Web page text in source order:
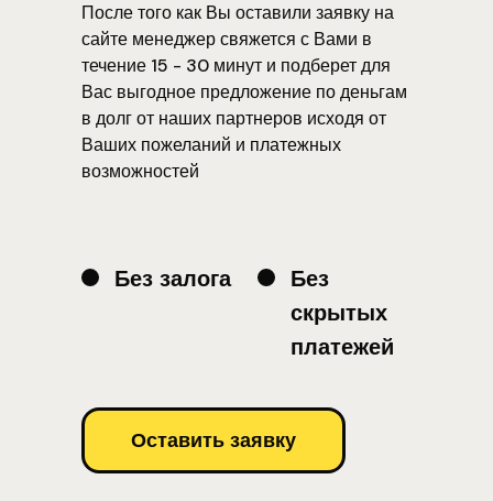
После того как Вы оставили заявку на
сайте менеджер свяжется с Вами в
течение 15 - 30 минут и подберет для
Вас выгодное предложение по деньгам
в долг от наших партнеров исходя от
Ваших пожеланий и платежных
возможностей
Оставить заявку
Без залога
Без
скрытых
платежей